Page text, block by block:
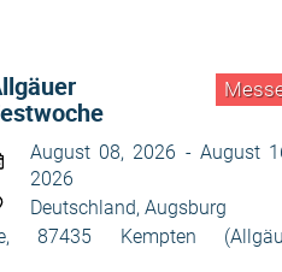
August 08, 2026 - August
2026
Deutschland, Augsburg
87435 Kempten